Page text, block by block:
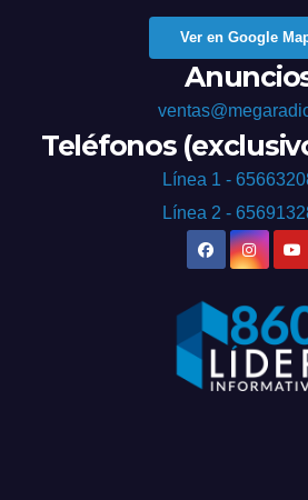
Ver en Google
Teléfonos
Línea 1 -
Línea 2 -